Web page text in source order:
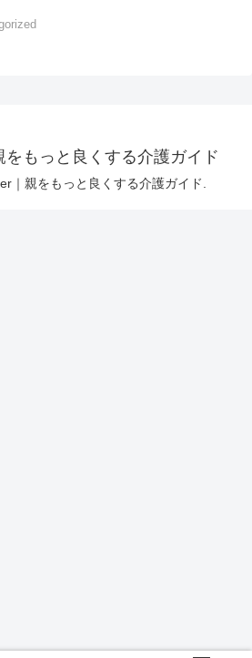
をもっと良くする介護ガイド
｜親をもっと良くする介護ガイド.